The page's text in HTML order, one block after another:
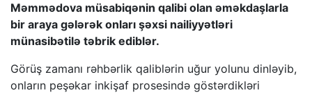
Məmmədova müsabiqənin qalibi olan əməkdaşlarla
bir araya gələrək onları şəxsi nailiyyətləri
münasibətilə təbrik ediblər.
Görüş zamanı rəhbərlik qaliblərin uğur yolunu dinləyib,
onların peşəkar inkişaf prosesində göstərdikləri